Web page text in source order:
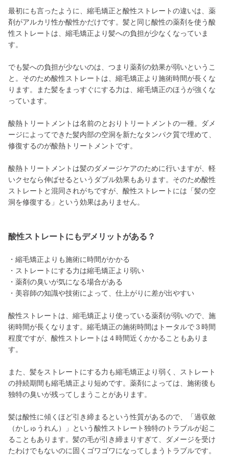
最初にも言ったように、縮毛矯正と酸性ストレートの違いは、薬
剤がアルカリ性か酸性かだけです。髪と同じ酸性の薬剤を使う酸
性ストレートは、縮毛矯正より髪への負担が少なくなっていま
す。
でも髪への負担が少ないのは、つまり薬剤の効果が弱いというこ
と。そのため酸性ストレートは、縮毛矯正より施術時間が長くな
ります。また髪をまっすぐにする力は、縮毛矯正のほうが強くな
っています。
酸熱トリートメントは名前のとおりトリートメントの一種。ダメ
ージによってできた髪内部の空洞を新たなタンパク質で埋めて、
修復するのが酸熱トリートメントです。
酸熱トリートメントは髪のダメージケアのために行いますが、軽
いクセなら伸ばせるというダブル効果もあります。そのため酸性
ストレートと混同されがちですが、酸性ストレートには「髪の空
洞を修復する」という効果はありません。
酸性ストレートにもデメリットがある？
・縮毛矯正よりも施術に時間がかかる
・ストレートにする力は縮毛矯正より弱い
・薬剤の臭いが気になる場合がある
・美容師の知識や技術によって、仕上がりに差が出やすい
酸性ストレートは、縮毛矯正より使っている薬剤が弱いので、施
術時間が長くなります。縮毛矯正の施術時間はトータルで３時間
程度ですが、酸性ストレートは４時間近くかかることもありま
す。
また、髪をストレートにする力も縮毛矯正より弱く、ストレート
の持続期間も縮毛矯正より短めです。薬剤によっては、施術後も
独特の臭いが残ってしまうことがあります。
髪は酸性に傾くほど引き締まるという性質があるので、「過収斂
（かしゅうれん）」という酸性ストレート独特のトラブルが起こ
ることもあります。髪の毛が引き締まりすぎて、ダメージを受け
たわけでもないのに固くゴワゴワになってしまうトラブルです。